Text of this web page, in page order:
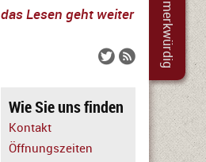
merkwürdig
das Lesen geht weiter
 
Wie Sie uns finden
Kontakt
Öffnungszeiten